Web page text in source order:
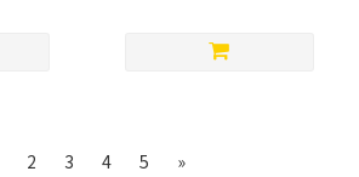
2 3 4 5 »